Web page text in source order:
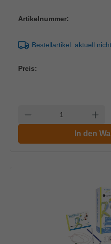
Artikelnummer:
Bestellartikel: aktuell
Preis:
Anzahl verringern
In den